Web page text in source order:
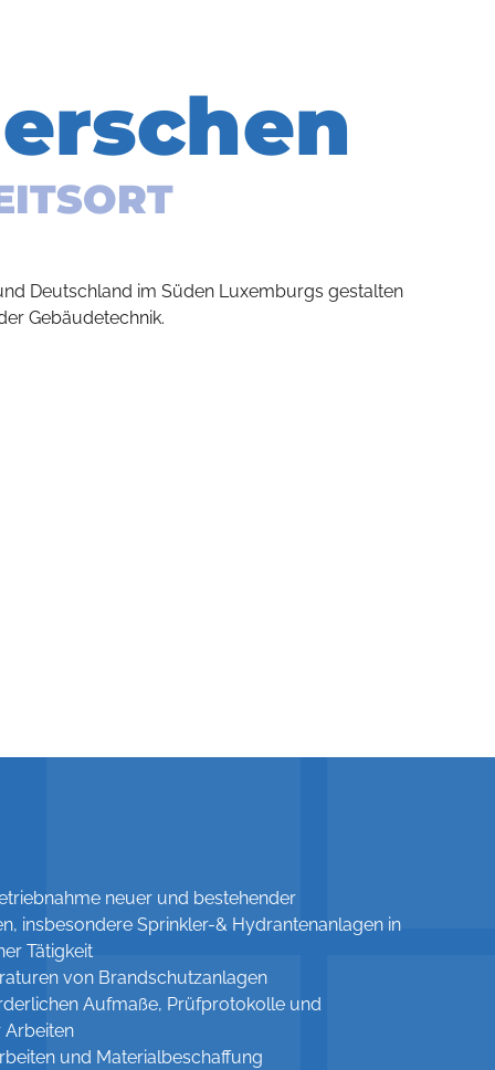
Deutschland im Süden Luxemburgs gestalten
Gebäudetechnik.
neuer und bestehender
insbesondere Sprinkler-& Hydrantenanlagen in
Tätigkeit
von Brandschutzanlagen
Aufmaße, Prüfprotokolle und
Arbeiten
und Materialbeschaffung